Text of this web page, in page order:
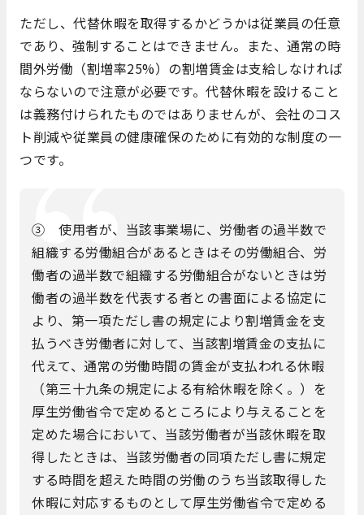
ただし、代替休暇を取得するかどうかは従業員の任意
であり、強制することはできません。また、通常の時
間外労働（割増率25%）の割増賃金は支給しなければ
ならないので注意が必要です。代替休暇を設けること
は義務付けられたものではありませんが、会社のコス
ト削減や従業員の健康確保のために有効的な制度の一
つです。
③ 使用者が、当該事業場に、労働者の過半数で
組織する労働組合があるときはその労働組合、労
働者の過半数で組織する労働組合がないときは労
働者の過半数を代表する者との書面による協定に
より、第一項ただし書の規定により割増賃金を支
払うべき労働者に対して、当該割増賃金の支払に
代えて、通常の労働時間の賃金が支払われる休暇
（第三十九条の規定による有給休暇を除く。）を
厚生労働省令で定めるところにより与えることを
定めた場合において、当該労働者が当該休暇を取
得したときは、当該労働者の同項ただし書に規定
する時間を超えた時間の労働のうち当該取得した
休暇に対応するものとして厚生労働省令で定める